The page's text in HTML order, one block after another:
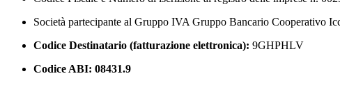
Società partecipante al Gruppo IVA Gruppo Bancario Cooperativo
Codice Destinatario (fatturazione elettronica): 9GHPHLV
Codice ABI: 08431.9